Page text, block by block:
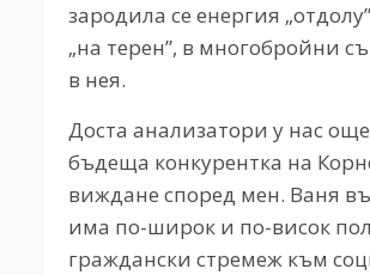
зародила се енергия
„на терен”, в многобройни
в нея.
Доста анализатори у нас
бъдеща конкурентка на
виждане според мен. Ваня
има по-широк и по-висок
граждански стремеж към